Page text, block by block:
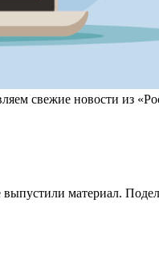
свежие новости из
выпустили материал.